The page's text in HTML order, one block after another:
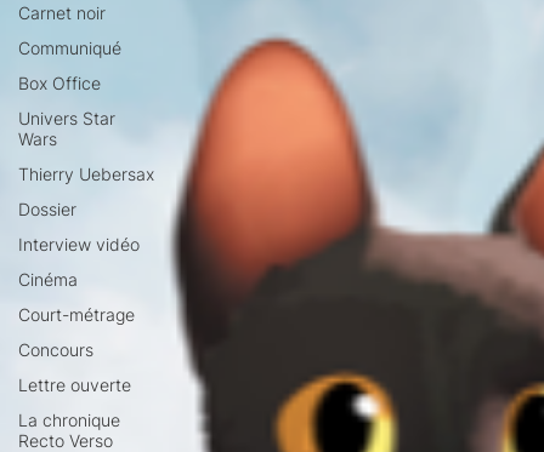
Carnet noir
Communiqué
Box Office
Univers Star
Wars
Thierry Uebersax
Dossier
Interview vidéo
Cinéma
Court-métrage
Concours
Lettre ouverte
La chronique
Recto Verso